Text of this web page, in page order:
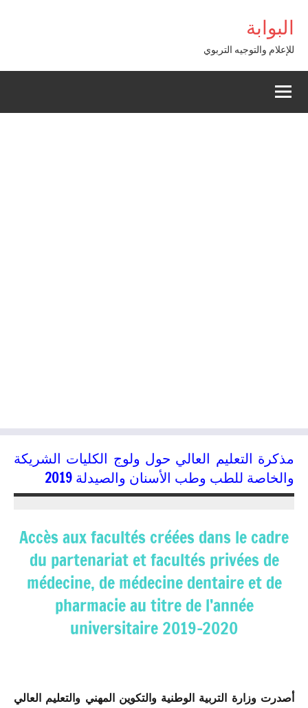
contenu
البوابة
للإعلام والتوجيه التربوي
مذكرة التعليم العالي حول ولوج الكليات الشريكة
والخاصة للطب وطب الأسنان والصيدلة 2019
Accès aux facultés créées dans le cadre
du partenariat et facultés privées de
médecine, de médecine dentaire et de
pharmacie au titre de l’année
universitaire 2019-2020
أصدرت وزارة التربية الوطنية والتكوين المهني والتعليم العالي